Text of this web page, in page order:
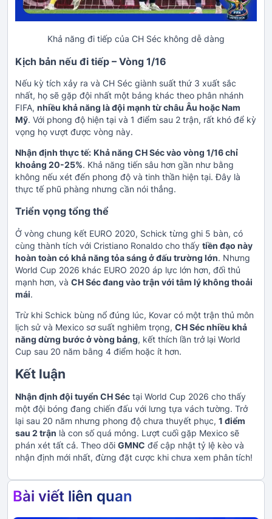
Khả năng đi tiếp của CH Séc không dễ dàng
Kịch bản nếu đi tiếp – Vòng 1/16
Nếu kỳ tích xảy ra và CH Séc giành suất thứ 3 xuất sắc
nhất, họ sẽ gặp đội nhất một bảng khác theo phân nhánh
FIFA, nhiều khả năng là đội mạnh từ châu Âu hoặc Nam
Mỹ. Với phong độ hiện tại và 1 điểm sau 2 trận, rất khó để kỳ
vọng họ vượt được vòng này.
Nhận định thực tế: Khả năng CH Séc vào vòng 1/16 chỉ
khoảng 20-25%. Khả năng tiến sâu hơn gần như bằng
không nếu xét đến phong độ và tinh thần hiện tại. Đây là
thực tế phũ phàng nhưng cần nói thẳng.
Triển vọng tổng thể
Ở vòng chung kết EURO 2020, Schick từng ghi 5 bàn, có
cùng thành tích với Cristiano Ronaldo cho thấy tiền đạo này
hoàn toàn có khả năng tỏa sáng ở đấu trường lớn. Nhưng
World Cup 2026 khác EURO 2020 áp lực lớn hơn, đối thủ
mạnh hơn, và CH Séc đang vào trận với tâm lý không thoải
mái.
Trừ khi Schick bùng nổ đúng lúc, Kovar có một trận thủ môn
lịch sử và Mexico sơ suất nghiêm trọng, CH Séc nhiều khả
năng dừng bước ở vòng bảng, kết thích lần trở lại World
Cup sau 20 năm bằng 4 điểm hoặc ít hơn.
Kết luận
Nhận định đội tuyển CH Séc tại World Cup 2026 cho thấy
một đội bóng đang chiến đấu với lưng tựa vách tường. Trở
lại sau 20 năm nhưng phong độ chưa thuyết phục, 1 điểm
sau 2 trận là con số quá mỏng. Lượt cuối gặp Mexico sẽ
phán xét tất cả. Theo dõi GMNC để cập nhật tỷ lệ kèo và
nhận định mới nhất, đừng đặt cược khi chưa xem phân tích!
Bài viết liên quan